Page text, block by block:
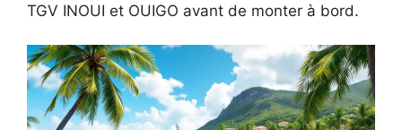
TGV INOUI et OUIGO avant de monter à bord.